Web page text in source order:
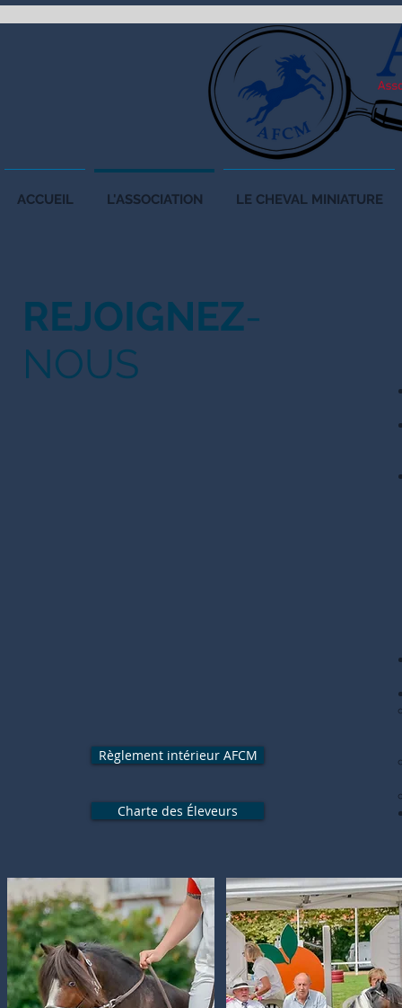
ACCUEIL L'ASSOCIATION LE CHEVAL MINIATURE
REJOIGNEZ-
NOUS
Règlement intérieur AFCM
Charte des Éleveurs